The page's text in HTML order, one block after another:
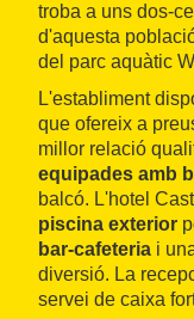
troba a uns dos-
d'aquesta
del parc aquàtic
L'establiment
que ofereix a
millor relació
equipades amb
balcó. L'hotel
piscina exterior
bar-cafeteria i
diversió. La
servei de caixa